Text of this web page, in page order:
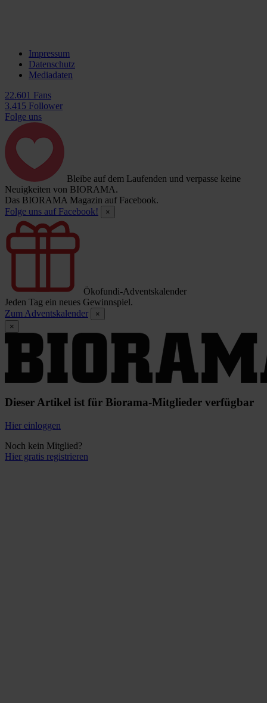
Impressum
Datenschutz
Mediadaten
22.601 Fans
3.415 Follower
Folge uns
Bleibe auf dem Laufenden und verpasse keine
Neuigkeiten von BIORAMA.
Das BIORAMA Magazin auf Facebook.
Folge uns auf Facebook!
×
Ökofundi-Adventskalender
Jeden Tag ein neues Gewinnspiel.
Zum Adventskalender
×
×
Dieser Artikel ist für Biorama-Mitglieder verfügbar
Hier einloggen
Noch kein Mitglied?
Hier gratis registrieren